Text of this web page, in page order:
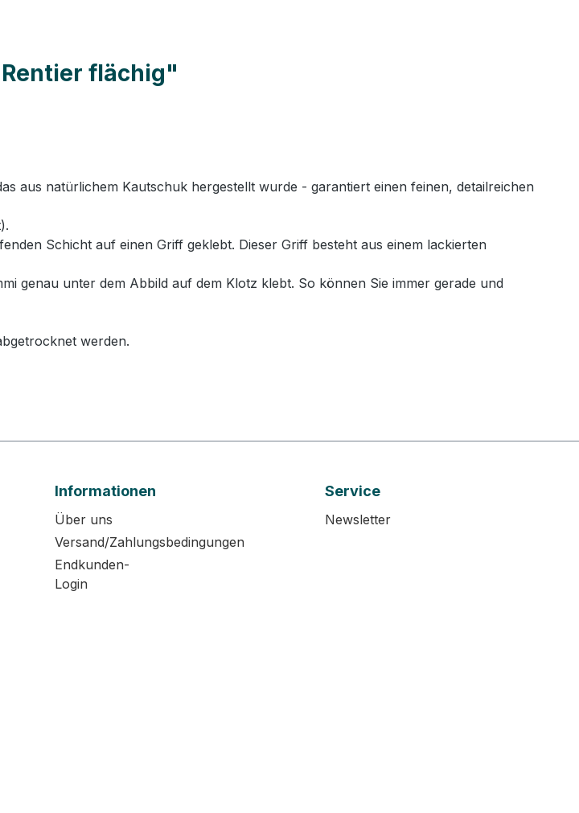
flächig"
aus natürlichem Kautschuk hergestellt wurde - garantiert einen feinen, detailreichen
Schicht auf einen Griff geklebt. Dieser Griff besteht aus einem lackierten
genau unter dem Abbild auf dem Klotz klebt. So können Sie immer gerade und
werden.
Informationen
Über uns
Versand/Zahlungsbedingungen
Endkunden-
Login
Service
Newsletter